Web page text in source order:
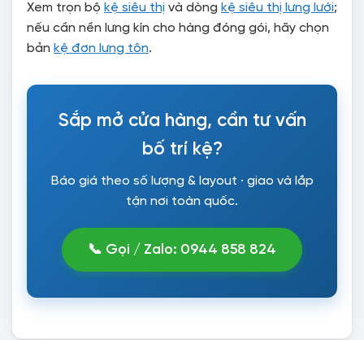
Xem trọn bộ kệ siêu thị và dòng kệ siêu thị lưng lưới;
nếu cần nền lưng kín cho hàng đóng gói, hãy chọn
bản kệ đơn lưng tôn.
Sắp mở cửa hàng, cần tư vấn
bố trí kệ?
Báo giá theo số lượng & layout · giao và lắp
tận nơi toàn quốc.
📞 Gọi / Zalo: 0944 858 824